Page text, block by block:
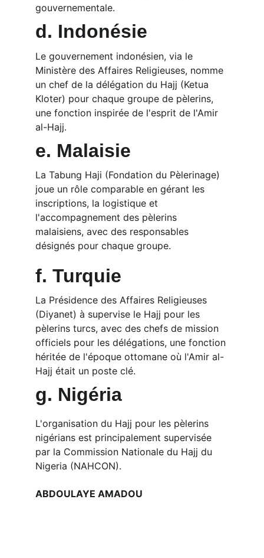
gouvernementale.
d. Indonésie
Le gouvernement indonésien, via le
Ministère des Affaires Religieuses, nomme
un chef de la délégation du Hajj (Ketua
Kloter) pour chaque groupe de pèlerins,
une fonction inspirée de l'esprit de l'Amir
al-Hajj.
e. Malaisie
La Tabung Haji (Fondation du Pèlerinage)
joue un rôle comparable en gérant les
inscriptions, la logistique et
l'accompagnement des pèlerins
malaisiens, avec des responsables
désignés pour chaque groupe.
f. Turquie
La Présidence des Affaires Religieuses
(Diyanet) à supervise le Hajj pour les
pèlerins turcs, avec des chefs de mission
officiels pour les délégations, une fonction
héritée de l'époque ottomane où l'Amir al-
Hajj était un poste clé.
g. Nigéria
L'organisation du Hajj pour les pèlerins
nigérians est principalement supervisée
par la Commission Nationale du Hajj du
Nigeria (NAHCON).
ABDOULAYE AMADOU